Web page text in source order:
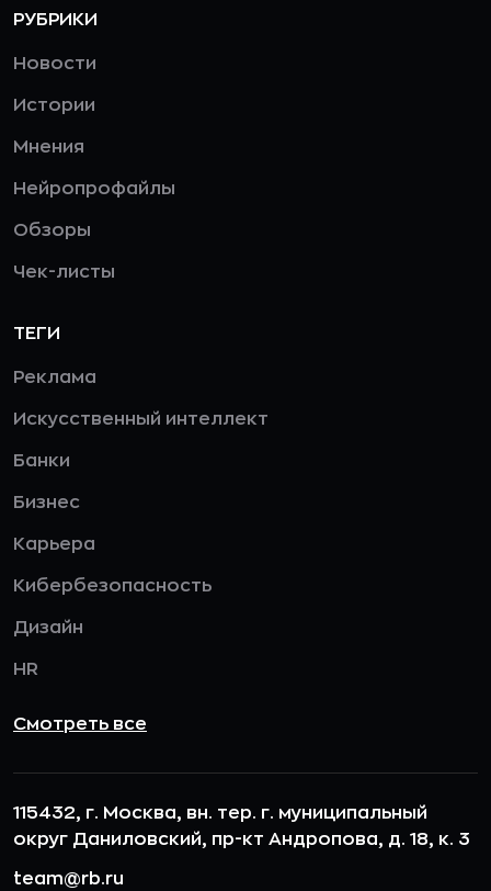
РУБРИКИ
Новости
Истории
Мнения
Нейропрофайлы
Обзоры
Чек-листы
ТЕГИ
Реклама
Искусственный интеллект
Банки
Бизнес
Карьера
Кибербезопасность
Дизайн
HR
Смотреть все
115432, г. Москва, вн. тер. г. муниципальный
округ Даниловский, пр-кт Андропова, д. 18, к. 3
team@rb.ru